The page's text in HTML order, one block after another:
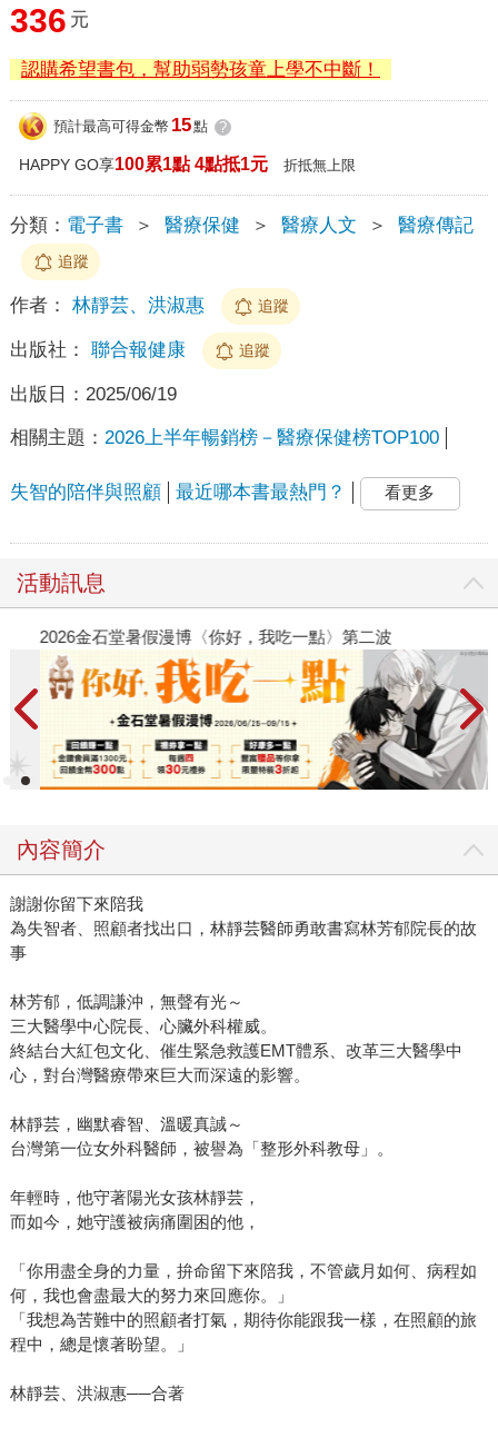
336 元
認購希望書包，幫助弱勢孩童上學不中斷！
預計最高可得金幣 15點 ?
HAPPY GO享100累1點 4點抵1元 折抵無上限
分類： 電子書 ＞ 醫療保健 ＞ 醫療人文 ＞ 醫療傳記
追蹤
作者： 林靜芸、洪淑惠 追蹤
出版社： 聯合報健康 追蹤
出版日： 2025/06/19
相關主題： 2026上半年暢銷榜－醫療保健榜TOP100
失智的陪伴與照顧 最近哪本書最熱門？ 看更多
活動訊息
2026金石堂暑假漫博〈你好，我吃一點〉第二波
內容簡介
謝謝你留下來陪我
為失智者、照顧者找出口，林靜芸醫師勇敢書寫林芳郁院長的故
事
林芳郁，低調謙沖，無聲有光～
三大醫學中心院長、心臟外科權威。
終結台大紅包文化、催生緊急救護EMT體系、改革三大醫學中
心，對台灣醫療帶來巨大而深遠的影響。
林靜芸，幽默睿智、溫暖真誠～
台灣第一位女外科醫師，被譽為「整形外科教母」。
年輕時，他守著陽光女孩林靜芸，
而如今，她守護被病痛圍困的他，
「你用盡全身的力量，拚命留下來陪我，不管歲月如何、病程如
何，我也會盡最大的努力來回應你。」
「我想為苦難中的照顧者打氣，期待你能跟我一樣，在照顧的旅
程中，總是懷著盼望。」
林靜芸、洪淑惠──合著